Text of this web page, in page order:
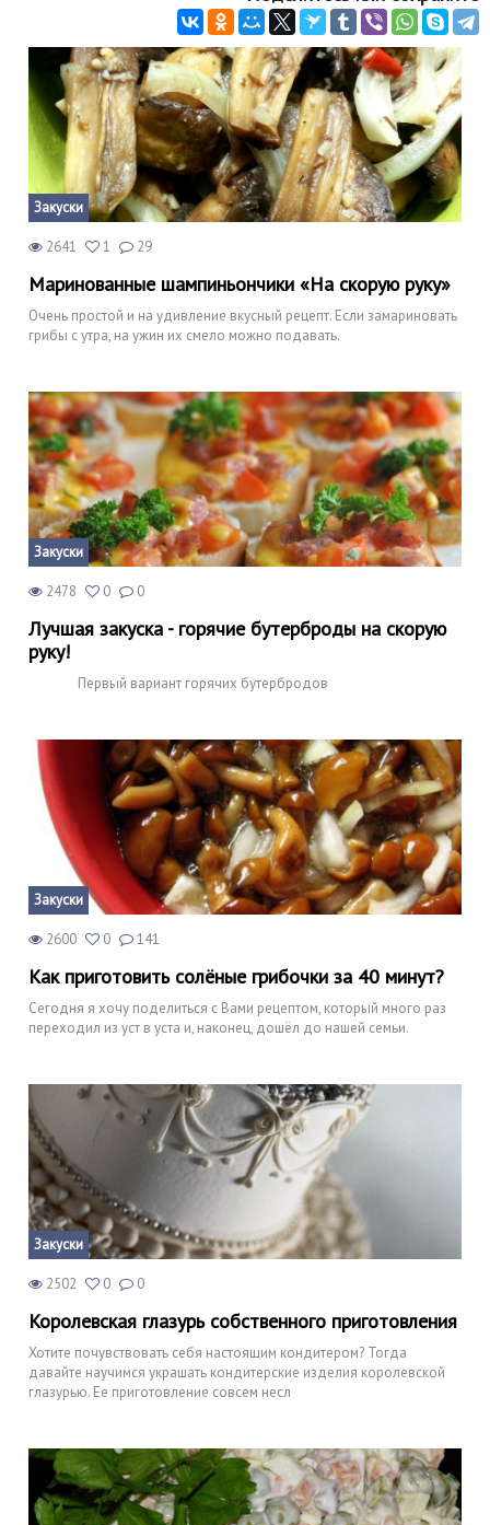
Закуски
2641 1 29
Маринованные шампиньончики «На скорую руку»
Очень простой и на удивление вкусный рецепт. Если замариновать
грибы с утра, на ужин их смело можно подавать.
Закуски
2478 0 0
Лучшая закуска - горячие бутерброды на скорую
руку!
Первый вариант горячих бутербродов
Закуски
2600 0 141
Как приготовить солёные грибочки за 40 минут?
Сегодня я хочу поделиться с Вами рецептом, который много раз
переходил из уст в уста и, наконец, дошёл до нашей семьи.
Закуски
2502 0 0
Королевская глазурь собственного приготовления
Хотите почувствовать себя настоящим кондитером? Тогда
давайте научимся украшать кондитерские изделия королевской
глазурью. Ее приготовление совсем несл